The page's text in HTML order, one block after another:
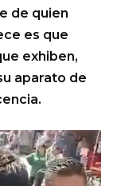
de quien
es que
exhiben,
aparato de